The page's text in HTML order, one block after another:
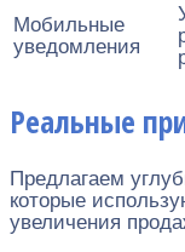
Мобильные
уведомления
Реальные
Предлагаем
которые
увеличения